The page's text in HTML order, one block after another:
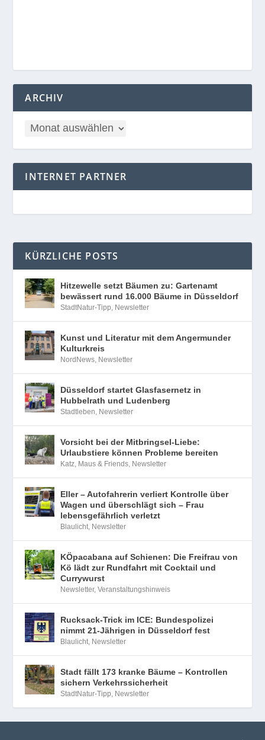
ARCHIV
INTERNET PARTNER
KÜRZLICHE POSTS
Hitzewelle setzt Bäumen zu: Gartenamt
bewässert rund 16.000 Bäume in Düsseldorf
StadtNatur-Tipp Newsletter
Kunst und Literatur mit dem Angermunder
Kulturkreis
NordNews Newsletter
Düsseldorf startet Glasfasernetz in
Hubbelrath und Ludenberg
Stadtleben Newsletter
Vorsicht bei der Mitbringsel-Liebe:
Urlaubstiere können Probleme bereiten
Katz, Maus & Friends Newsletter
Eller – Autofahrerin verliert Kontrolle über
Wagen und überschlägt sich – Frau
lebensgefährlich verletzt
Blaulicht Newsletter
KÖpacabana auf Schienen: Die Freifrau von
Kö lädt zur Rundfahrt mit Cocktail und
Currywurst
Newsletter,Veranstaltungshinweis
Rucksack-Trick im ICE: Bundespolizei
nimmt 21-Jährigen in Düsseldorf fest
Blaulicht Newsletter
Stadt fällt 173 kranke Bäume – Kontrollen
sichern Verkehrssicherheit
StadtNatur-Tipp Newsletter